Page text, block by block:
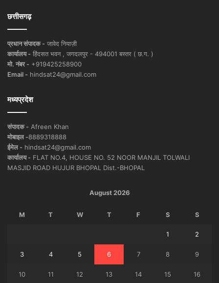
छत्तीसगढ़
प्रधान संपादक - जावेद नियाज़ी
कार्यालय - हिंदसत भवन , जगदलपुर - 494001 बस्तर ( छ.ग. )
मो. नंबर - +919425258900
Email - hindsat24@gmail.com
मध्यप्रदेश
संपादक - Afreen Khan
मोबाइल -8889318888
ईमेल - hindsat24@gmail.com
कार्यालय - FLAT NO.4, HOUSE NO. 52 NOOR MANJIL TOLWALI
MASJID ROAD HUJUR BHOPAL Dist.-BHOPAL
August 2026
M T W T F S S
1 2
3 4 5 6 7 8 9
10 11 12 13 14 15 16